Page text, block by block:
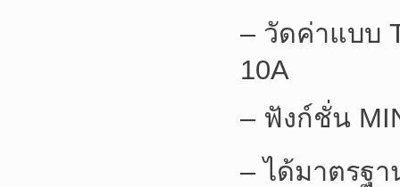
– วัดค่าแบบ
10A
– ฟังก์ชั่น
– ได้มาตรฐา